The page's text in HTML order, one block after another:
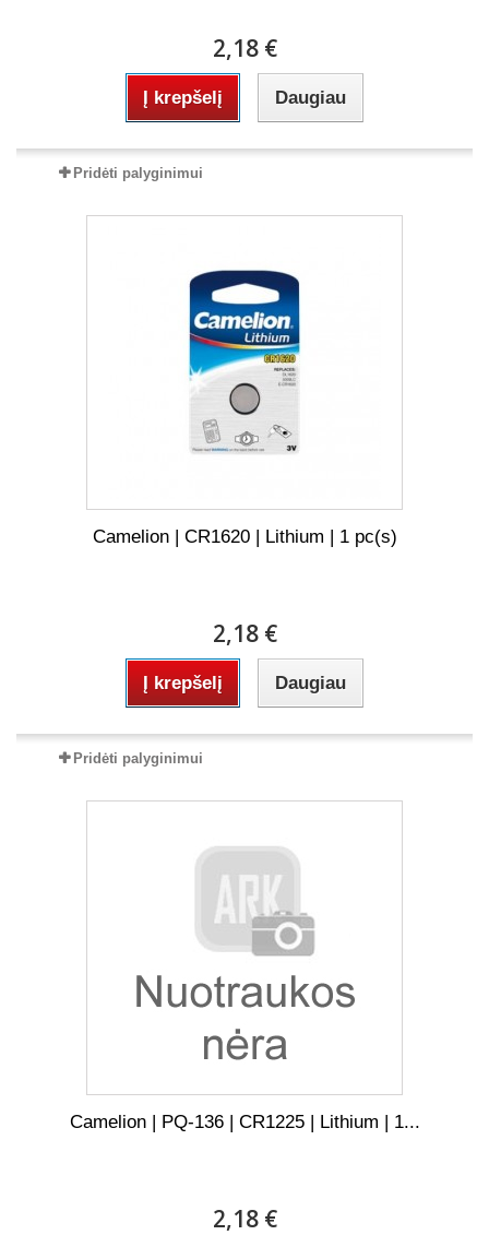
2,18 €
Į krepšelį Daugiau
Pridėti palyginimui
Camelion | CR1620 | Lithium | 1 pc(s)
2,18 €
Į krepšelį Daugiau
Pridėti palyginimui
Camelion | PQ-136 | CR1225 | Lithium | 1...
2,18 €